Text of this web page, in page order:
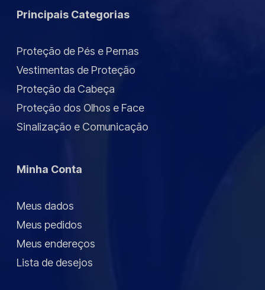
Principais Categorias
Proteção de Pés e Pernas
Vestimentas de Proteção
Proteção da Cabeça
Proteção dos Olhos e Face
Sinalização e Comunicação
Minha Conta
Meus dados
Meus pedidos
Meus endereços
Lista de desejos